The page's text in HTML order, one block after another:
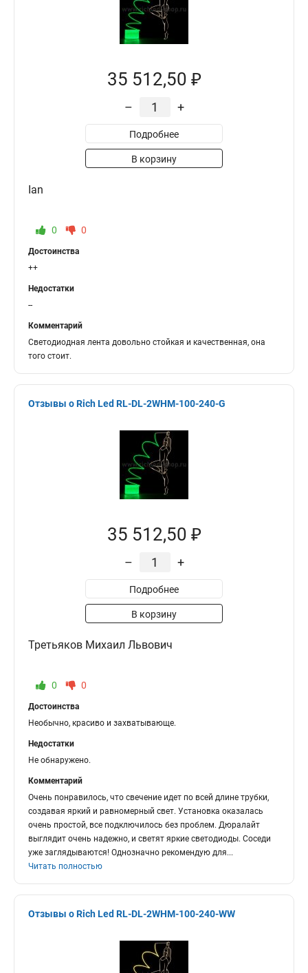
35 512,50 ₽
– +
Подробнее
В корзину
Ian
0 0
Достоинства
++
Недостатки
--
Комментарий
Светодиодная лента довольно стойкая и качественная, она
того стоит.
Отзывы о Rich Led RL-DL-2WHM-100-240-G
35 512,50 ₽
– +
Подробнее
В корзину
Третьяков Михаил Львович
0 0
Достоинства
Необычно, красиво и захватывающе.
Недостатки
Не обнаружено.
Комментарий
Очень понравилось, что свечение идет по всей длине трубки,
создавая яркий и равномерный свет. Установка оказалась
очень простой, все подключилось без проблем. Дюралайт
выглядит очень надежно, и светят яркие светодиоды. Соседи
уже заглядываются! Однозначно рекомендую для...
Читать полностью
Отзывы о Rich Led RL-DL-2WHM-100-240-WW